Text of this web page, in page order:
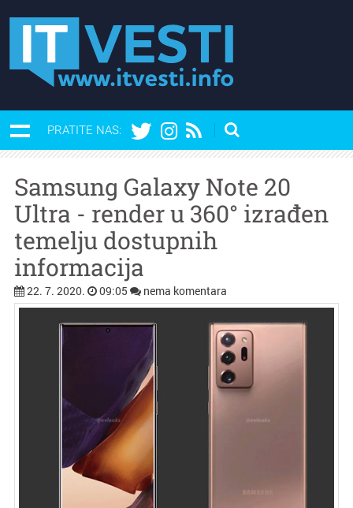
PRATITE NAS:
Samsung Galaxy Note 20
Ultra - render u 360° izrađen
temelju dostupnih
informacija
22. 7. 2020. 09:05 nema komentara